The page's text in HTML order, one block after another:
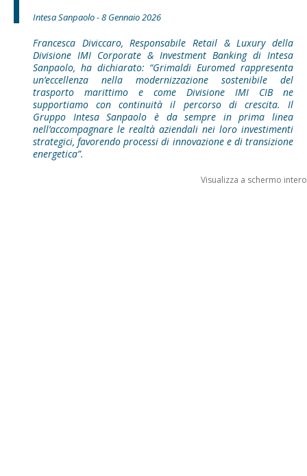
Intesa Sanpaolo - 8 Gennaio 2026
Francesca Diviccaro, Responsabile Retail & Luxury della
Divisione IMI Corporate & Investment Banking di Intesa
Sanpaolo, ha dichiarato: “Grimaldi Euromed rappresenta
un’eccellenza nella modernizzazione sostenibile del
trasporto marittimo e come Divisione IMI CIB ne
supportiamo con continuità il percorso di crescita. Il
Gruppo Intesa Sanpaolo è da sempre in prima linea
nell’accompagnare le realtà aziendali nei loro investimenti
strategici, favorendo processi di innovazione e di transizione
energetica”.
Visualizza a schermo intero